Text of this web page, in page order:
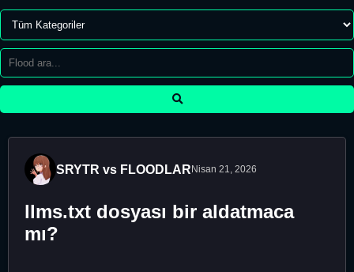
SRYTR vs FLOODLAR Nisan 21, 2026
llms.txt dosyası bir aldatmaca
mı?